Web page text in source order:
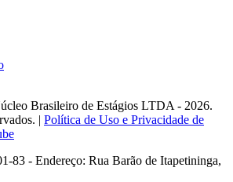
Brasileiro de Estágios LTDA - 2026.
| Política de Uso e Privacidade de
83 - Endereço: Rua Barão de Itapetininga,